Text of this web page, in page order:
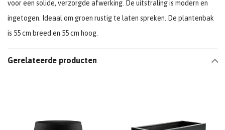
voor een solide, verzorgde afwerking. De uitstraling is modern en
ingetogen. Ideaal om groen rustig te laten spreken. De plantenbak
is 55 cm breed en 55 cm hoog.
Gerelateerde producten